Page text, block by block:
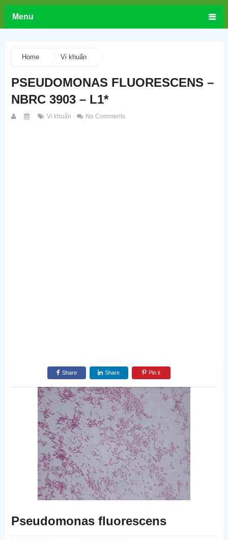
Menu
Home Vi khuẩn
PSEUDOMONAS FLUORESCENS –
NBRC 3903 – L1*
Vi khuẩn No Comments
Share Share Pin it
Pseudomonas fluorescens